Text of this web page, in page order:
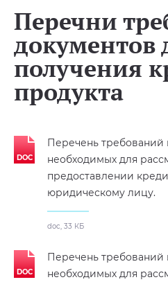
Перечни
документов
получения
продукта
Перечень требований
необходимых для
предоставлении
юридическому лицу.
doc, 33 КБ
Перечень требований
необходимых для